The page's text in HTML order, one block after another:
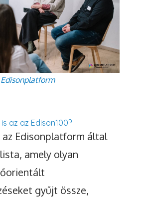
Edisonplatform
az az Edison100?
az Edisonplatform által
amely olyan
gyűjt össze,